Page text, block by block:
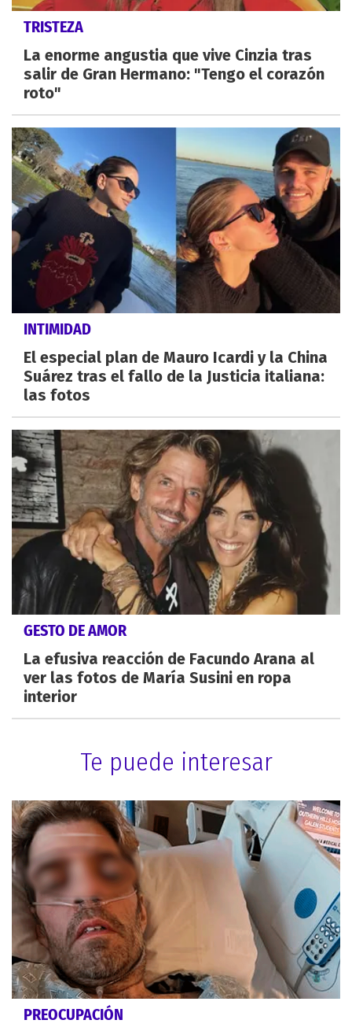
TRISTEZA
La enorme angustia que vive Cinzia tras
salir de Gran Hermano: "Tengo el corazón
roto"
INTIMIDAD
El especial plan de Mauro Icardi y la China
Suárez tras el fallo de la Justicia italiana:
las fotos
GESTO DE AMOR
La efusiva reacción de Facundo Arana al
ver las fotos de María Susini en ropa
interior
Te puede interesar
PREOCUPACIÓN